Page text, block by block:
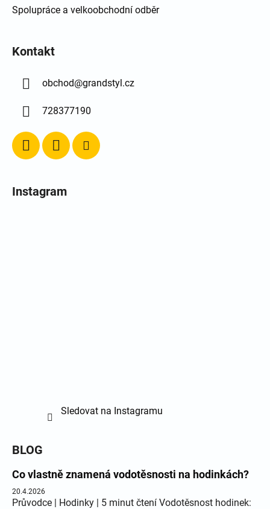
Spolupráce a velkoobchodní odběr
Kontakt
obchod@grandstyl.cz
728377190
Instagram
Sledovat na Instagramu
BLOG
Co vlastně znamená vodotěsnosti na hodinkách?
20.4.2026
Průvodce | Hodinky | 5 minut čtení Vodotěsnost hodinek: